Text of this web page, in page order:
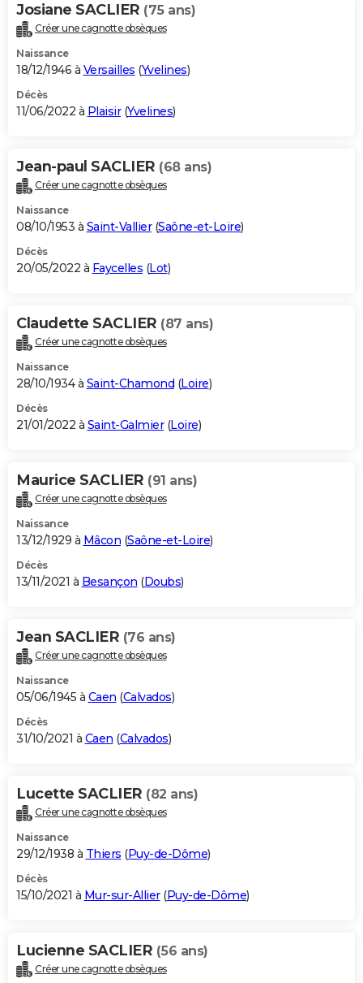
Josiane SACLIER (75 ans)
Créer une cagnotte obsèques
Naissance
18/12/1946 à Versailles (Yvelines)
Décès
11/06/2022 à Plaisir(Yvelines)
Jean-paul SACLIER (68 ans)
Créer une cagnotte obsèques
Naissance
08/10/1953 à Saint-Vallier(Saône-et-Loire)
Décès
20/05/2022 à Faycelles (Lot)
Claudette SACLIER (87 ans)
Créer une cagnotte obsèques
Naissance
28/10/1934 à Saint-Chamond (Loire)
Décès
21/01/2022 à Saint-Galmier(Loire)
Maurice SACLIER (91 ans)
Créer une cagnotte obsèques
Naissance
13/12/1929 à Mâcon (Saône-et-Loire)
Décès
13/11/2021 à Besançon (Doubs)
Jean SACLIER (76 ans)
Créer une cagnotte obsèques
Naissance
05/06/1945 à Caen (Calvados)
Décès
31/10/2021 à Caen (Calvados)
Lucette SACLIER (82 ans)
Créer une cagnotte obsèques
Naissance
29/12/1938 à Thiers (Puy-de-Dôme)
Décès
15/10/2021 à Mur-sur-Allier(Puy-de-Dôme)
Lucienne SACLIER (56 ans)
Créer une cagnotte obsèques